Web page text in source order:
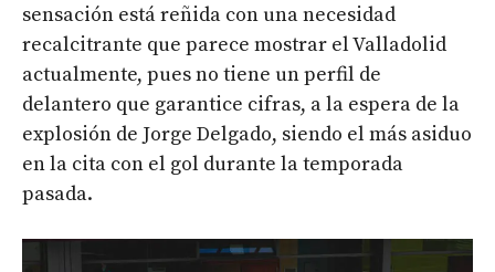
sensación está reñida con una necesidad
recalcitrante que parece mostrar el Valladolid
actualmente, pues no tiene un perfil de
delantero que garantice cifras, a la espera de la
explosión de Jorge Delgado, siendo el más asiduo
en la cita con el gol durante la temporada
pasada.